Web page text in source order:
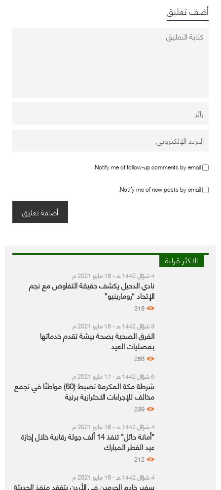
أضف تعليق
Notify me of follow-up comments by email.
Notify me of new posts by email.
الاكثر قراءة
4 شوّال 1442 هـ - 16 مايو 2021 م
نادي الدحيل يكشف حقيقة التفاوض مع نجم
الإتحاد “رومارينيو”
319
3 شوّال 1442 هـ - 15 مايو 2021 م
الفرق الصحية بصحة بيشة تقدم خدماتها
بمصليات العيد
256
5 شوّال 1442 هـ - 17 مايو 2021 م
شرطة مكة المكرمة تضبط (60) مواطنًا في تجمع
مخالف للإجراءات الاحترازية برنية
239
4 شوّال 1442 هـ - 16 مايو 2021 م
“أمانة حائل” تنفذ 14 ألف جولة رقابية خلال إجازة
عيد الفطر المبارك
212
4 شوّال 1442 هـ - 16 مايو 2021 م
سفير خادم الحرمين في الأردن يتفقد منفذ الحديثة